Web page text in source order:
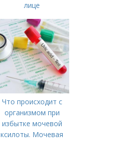
лице
Что происходит с
организмом при
избытке мочевой
ксилоты. Мочевая